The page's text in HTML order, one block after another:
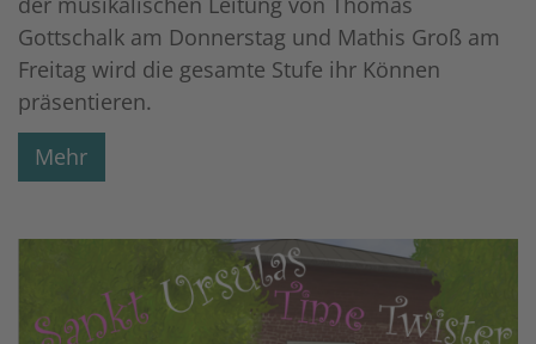
Gottschalk am Donnerstag und Mathis Groß am
Freitag wird die gesamte Stufe ihr Können
präsentieren.
Mehr